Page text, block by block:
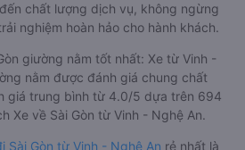
chất lượng dịch vụ, không ngừng
nghiệm hoàn hảo cho hành khách.
giường nằm tốt nhất: Xe từ Vinh -
nằm được đánh giá chung chất
giá trung bình từ 4.0/5 dựa trên 694
Xe về Sài Gòn từ Vinh - Nghệ An.
Sài Gòn từ Vinh - Nghệ An rẻ nhất là